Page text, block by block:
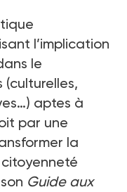
l’implication
le
aptes à
par une
la
Guide aux